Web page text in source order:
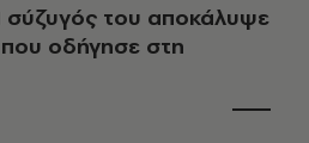
σύζυγός του αποκάλυψε
οδήγησε στη